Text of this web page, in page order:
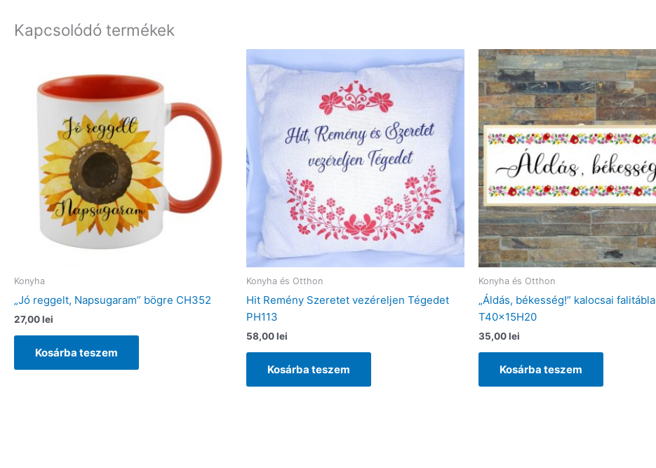
Kapcsolódó termékek
Konyha
„Jó reggelt, Napsugaram” bögre CH352
27,00lei
Kosárba teszem
Konyha és Otthon
Hit Remény Szeretet vezéreljen Tégedet
PH113
58,00lei
Kosárba teszem
Konyha és Otthon
„Áldás, békesség!” kalocsai falitábla
T40x15H20
35,00lei
Kosárba teszem